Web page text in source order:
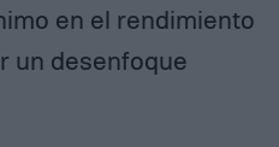
en el rendimiento
un desenfoque